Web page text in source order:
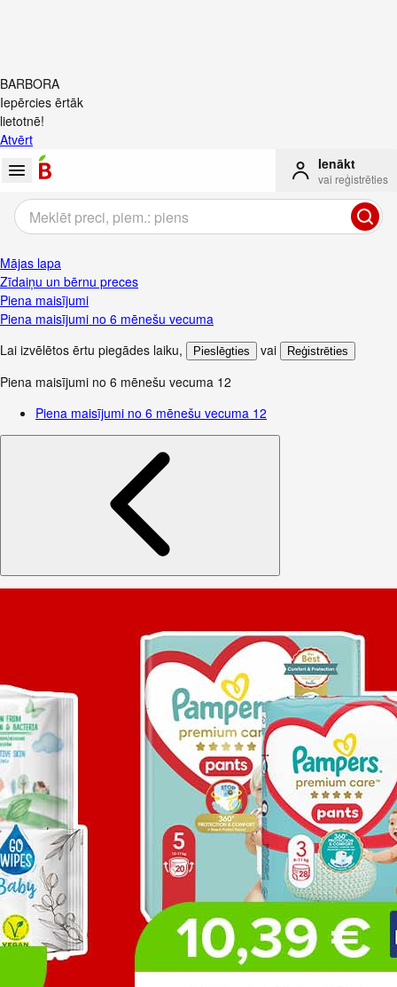
BARBORA
Iepērcies ērtāk
lietotnē!
Atvērt
Ienākt
vai reģistrēties
Mājas lapa
Zīdaiņu un bērnu preces
Piena maisījumi
Piena maisījumi no 6 mēnešu vecuma
Lai izvēlētos ērtu piegādes laiku, Pieslēgties vai Reģistrēties
Piena maisījumi no 6 mēnešu vecuma 12
Piena maisījumi no 6 mēnešu vecuma 12